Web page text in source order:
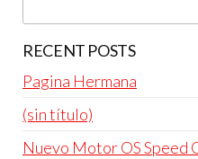
RECENT POSTS
Pagina Hermana
(sin título)
Nuevo Motor OS Speed